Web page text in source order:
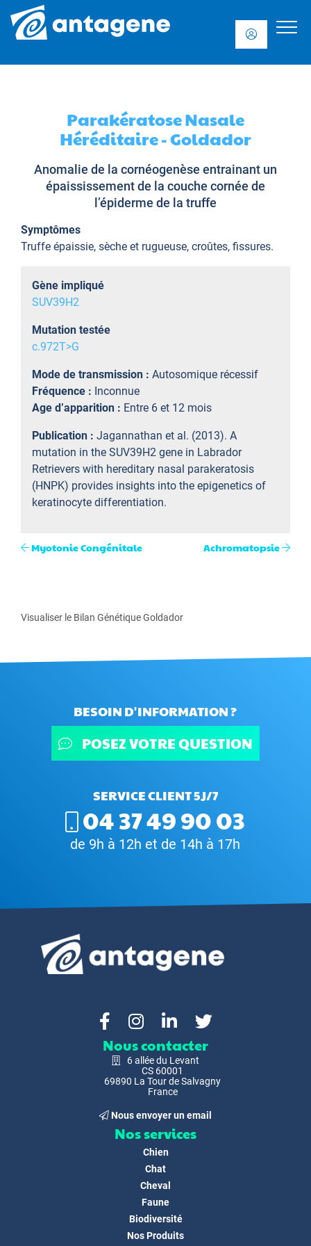
Parakératose Nasale
Héréditaire - Goldador
Anomalie de la cornéogenèse entrainant un
épaississement de la couche cornée de
l’épiderme de la truffe
Symptômes
Truffe épaissie, sèche et rugueuse, croûtes, fissures.
Gène impliqué
SUV39H2
Mutation testée
c.972T>G
Mode de transmission : Autosomique récessif
Fréquence : Inconnue
Age d’apparition : Entre 6 et 12 mois
Publication : Jagannathan et al. (2013). A
mutation in the SUV39H2 gene in Labrador
Retrievers with hereditary nasal parakeratosis
(HNPK) provides insights into the epigenetics of
keratinocyte differentiation.
Myotonie Congénitale Achromatopsie
Visualiser le Bilan Génétique Goldador
BESOIN D'INFORMATION ?
POSEZ VOTRE QUESTION
SERVICE CLIENT 5J/7
04 37 49 90 03
de 9h à 12h et de 14h à 17h
Nous contacter
6 allée du Levant
CS 60001
69890 La Tour de Salvagny
France
Nous envoyer un email
Nos services
Chien
Chat
Cheval
Faune
Biodiversité
Nos Produits